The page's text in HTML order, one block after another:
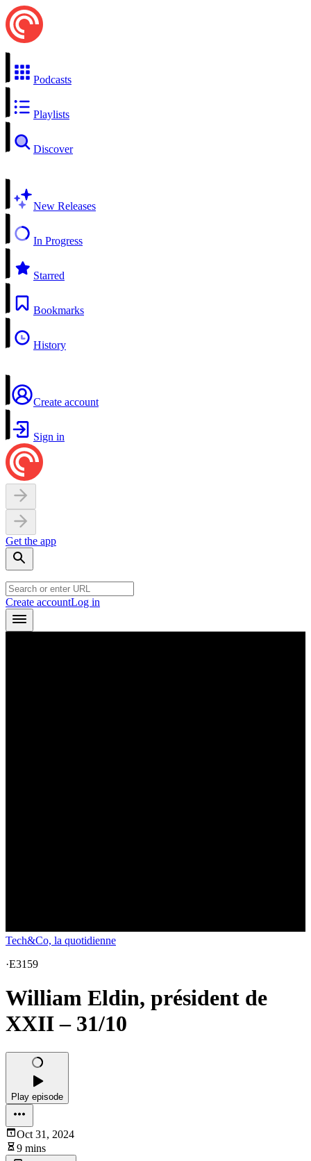
Podcasts
Playlists
Discover
New Releases
In Progress
Starred
Bookmarks
History
Create account
Sign in
Get the app
Create accountLog in
Tech&Co, la quotidienne
·E3159
William Eldin, président de
XXII – 31/10
Play episode
Oct 31, 2024
9 mins